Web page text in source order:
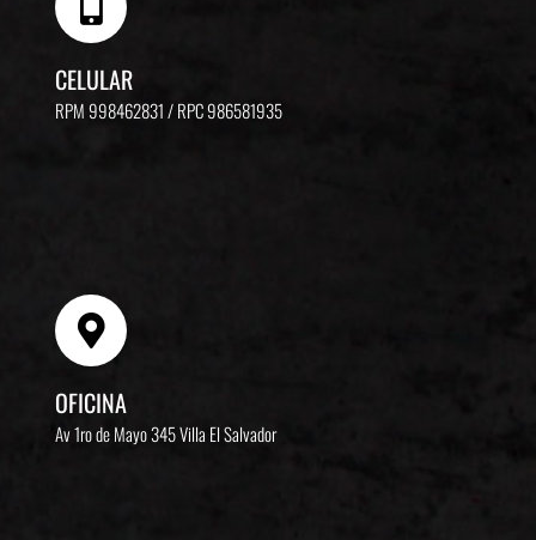
CELULAR
RPM 998462831 / RPC 986581935
OFICINA
Av 1ro de Mayo 345Villa El Salvador